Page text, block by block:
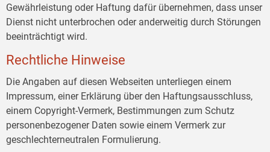
Gewährleistung oder Haftung dafür übernehmen, dass unser
Dienst nicht unterbrochen oder anderweitig durch Störungen
beeinträchtigt wird.
Rechtliche Hinweise
Die Angaben auf diesen Webseiten unterliegen einem
Impressum, einer Erklärung über den Haftungsausschluss,
einem Copyright-Vermerk, Bestimmungen zum Schutz
personenbezogener Daten sowie einem Vermerk zur
geschlechterneutralen Formulierung.